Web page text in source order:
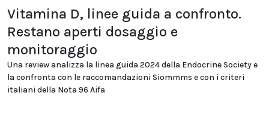
Vitamina D, linee guida a confronto.
Restano aperti dosaggio e
monitoraggio
Una review analizza la linea guida 2024 della Endocrine Society e
la confronta con le raccomandazioni Siommms e con i criteri
italiani della Nota 96 Aifa